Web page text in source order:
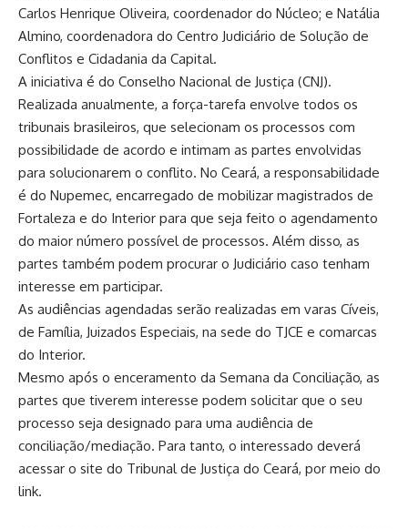
Carlos Henrique Oliveira, coordenador do Núcleo; e Natália
Almino, coordenadora do Centro Judiciário de Solução de
Conflitos e Cidadania da Capital.
A iniciativa é do Conselho Nacional de Justiça (CNJ).
Realizada anualmente, a força-tarefa envolve todos os
tribunais brasileiros, que selecionam os processos com
possibilidade de acordo e intimam as partes envolvidas
para solucionarem o conflito. No Ceará, a responsabilidade
é do Nupemec, encarregado de mobilizar magistrados de
Fortaleza e do Interior para que seja feito o agendamento
do maior número possível de processos. Além disso, as
partes também podem procurar o Judiciário caso tenham
interesse em participar.
As audiências agendadas serão realizadas em varas Cíveis,
de Família, Juizados Especiais, na sede do TJCE e comarcas
do Interior.
Mesmo após o enceramento da Semana da Conciliação, as
partes que tiverem interesse podem solicitar que o seu
processo seja designado para uma audiência de
conciliação/mediação. Para tanto, o interessado deverá
acessar o site do Tribunal de Justiça do Ceará, por meio do
link.